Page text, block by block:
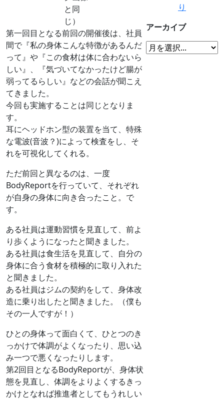
と同
じ）
第一回目となる前回の開催後は、社員
間で『私の身体こんな特徴があるんだ
って』や『この食材は体に合わないら
しい』、『気づいてなかったけど腸が
弱ってるらしい』などの会話が聞こえ
てきました。
今回も実施することは同じとなりま
す。
耳にヘッドホン型の装置を当て、特殊
な電波(音波？)によって検査をし、そ
れを可視化してくれる。
ただ前回と異なるのは、一度
BodyReportを行っていて、それぞれ
が自身の身体に向き合ったこと。で
す。
ある社員は運動習慣を見直して、前よ
り歩くようになったと聞きました。
ある社員は食生活を見直して、自分の
身体に合う食材を積極的に取り入れた
と聞きました。
ある社員はジムの契約をして、身体改
造に乗り出したと聞きました。（僕も
その一人ですが！）
ひとの身体って面白くて、ひとつのき
っかけで体調がよくなったり、思い込
み一つで悪くなったりします。
第2回目となるBodyReportが、身体状
態を見直し、体調をよりよくするきっ
かけとなれば推進者としてもうれしい
り
アーカイブ